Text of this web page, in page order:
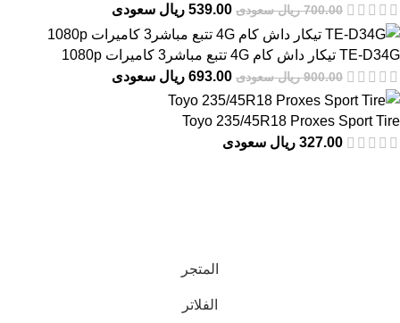
700.00 ريال سعودى 539.00 ريال سعودى
TE-D34G تيكار داش كام 4G تتبع مباشر3 كاميرات 1080p
900.00 ريال سعودى 693.00 ريال سعودى
Toyo 235/45R18 Proxes Sport Tire
327.00 ريال سعودى
المتجر
الفلاتر